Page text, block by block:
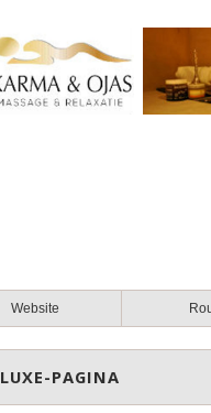
Website
PAGINA